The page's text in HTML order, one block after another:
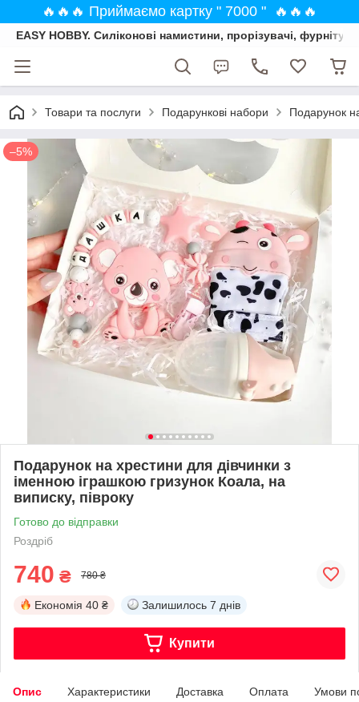
🔥🔥🔥 Приймаємо картку " 7000 " 🔥🔥🔥
EASY HOBBY. Силіконові намистини, прорізувачі,
Товари та послуги Подарункові набори Подарунок
–5%
Подарунок на хрестини для дівчинки з
іменною іграшкою гризунок Коала, на
виписку, півроку
Готово до відправки
Роздріб
740 ₴ 780 ₴
Економія 40 ₴ Залишилось 7 днів
Купити
Опис Характеристики Доставка Оплата Умови